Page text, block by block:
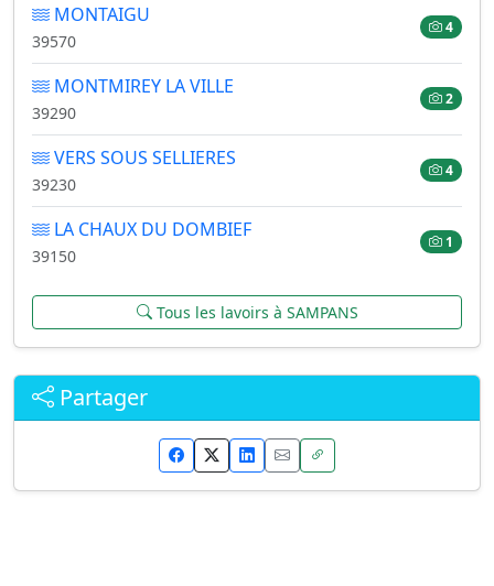
MONTAIGU
39570
4
MONTMIREY LA VILLE
39290
2
VERS SOUS SELLIERES
39230
4
LA CHAUX DU DOMBIEF
39150
1
Tous les lavoirs à SAMPANS
Partager